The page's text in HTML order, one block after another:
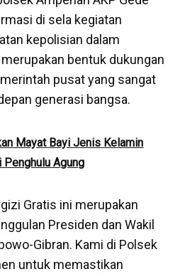
di sela kegiatan
kepolisian dalam
bentuk dukungan
pusat yang sangat
generasi bangsa.
Mayat Bayi Jenis Kelamin
Penghulu Agung
Gratis ini merupakan
Presiden dan Wakil
Gibran. Kami di Polsek
untuk memastikan